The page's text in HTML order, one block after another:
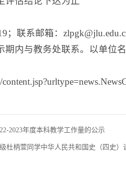
；联系邮箱：
期内与教务处联系。以单位
2023年度本科教学工作量的公示
杜柄萱同学中华人民共和国史（四史